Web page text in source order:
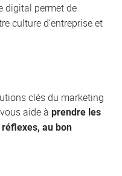
digital permet de
culture d’entreprise et
clés du marketing
aide àprendre les
au bon